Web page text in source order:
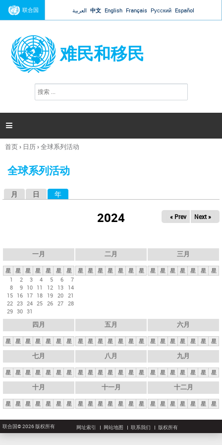
Jump to navigation
联合国 العربية 中文 English Français Русский Español
难民和移民
搜
索

你
这
首页› 日历›全球系列活动
全球系列活动
月 日 年
2024 « Prev Next »
一月
星 星 星 星 星 星
星
1
2 3 4 5 6
7
8
9 10 11 12 13
14
15 16 17 18 19 20 21
22 23 24 25 26 27 28
29 30 31
二月
星 星 星 星 星 星 星
三月
星 星 星 星 星 星 星
四月
星 星 星 星 星 星 星
五月
星 星 星 星 星 星 星
六月
星 星 星 星 星 星 星
七月
星 星 星 星 星 星 星
八月
星 星 星 星 星 星 星
九月
星 星 星 星 星 星 星
十月
星 星 星 星 星 星 星
十一月
星 星 星 星 星 星 星
十二月
星 星 星 星 星 星 星
联合国© 2026 版权所有 网址索引 网站地图 联系我们 版权所有